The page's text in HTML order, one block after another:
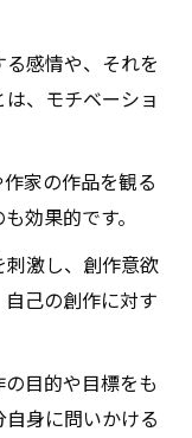
感情や、それを
、モチベーショ
家の作品を観る
効果的です。
激し、創作意欲
己の創作に対す
目的や目標をも
身に問いかける